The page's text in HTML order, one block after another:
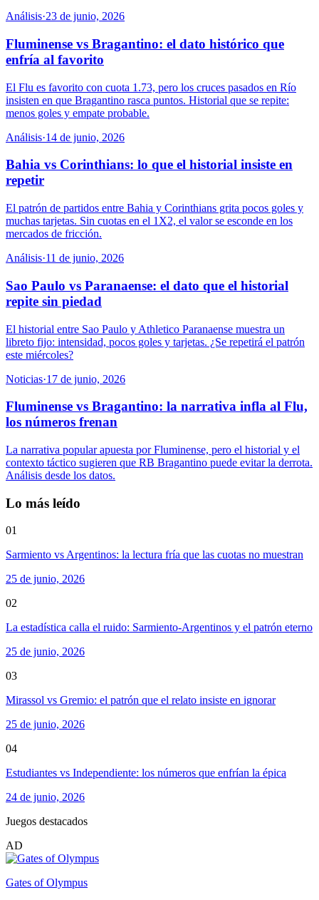
Análisis·23 de junio, 2026
Fluminense vs Bragantino: el dato histórico que
enfría al favorito
El Flu es favorito con cuota 1.73, pero los cruces pasados en Río
insisten en que Bragantino rasca puntos. Historial que se repite:
menos goles y empate probable.
Análisis·14 de junio, 2026
Bahia vs Corinthians: lo que el historial insiste en
repetir
El patrón de partidos entre Bahia y Corinthians grita pocos goles y
muchas tarjetas. Sin cuotas en el 1X2, el valor se esconde en los
mercados de fricción.
Análisis·11 de junio, 2026
Sao Paulo vs Paranaense: el dato que el historial
repite sin piedad
El historial entre Sao Paulo y Athletico Paranaense muestra un
libreto fijo: intensidad, pocos goles y tarjetas. ¿Se repetirá el patrón
este miércoles?
Noticias·17 de junio, 2026
Fluminense vs Bragantino: la narrativa infla al Flu,
los números frenan
La narrativa popular apuesta por Fluminense, pero el historial y el
contexto táctico sugieren que RB Bragantino puede evitar la derrota.
Análisis desde los datos.
Lo más leído
01
Sarmiento vs Argentinos: la lectura fría que las cuotas no muestran
25 de junio, 2026
02
La estadística calla el ruido: Sarmiento-Argentinos y el patrón eterno
25 de junio, 2026
03
Mirassol vs Gremio: el patrón que el relato insiste en ignorar
25 de junio, 2026
04
Estudiantes vs Independiente: los números que enfrían la épica
24 de junio, 2026
Juegos destacados
AD
Gates of Olympus